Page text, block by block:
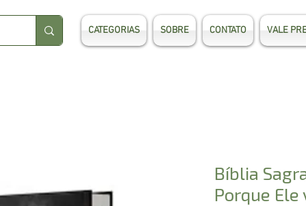
CATEGORIAS SOBRE CONTATO VALE
Bíblia
Porque